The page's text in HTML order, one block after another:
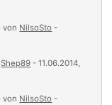
von NilsoSto -
Shep89 - 11.06.2014,
von NilsoSto -